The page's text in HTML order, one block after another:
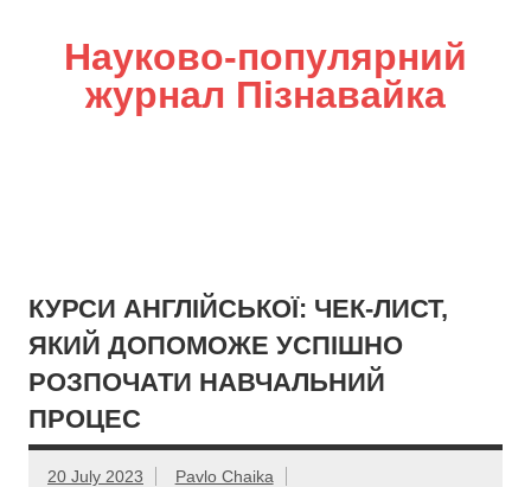
Науково-популярний
журнал Пізнавайка
КУРСИ АНГЛІЙСЬКОЇ: ЧЕК-ЛИСТ,
ЯКИЙ ДОПОМОЖЕ УСПІШНО
РОЗПОЧАТИ НАВЧАЛЬНИЙ
ПРОЦЕС
20 July 2023 Pavlo Chaika